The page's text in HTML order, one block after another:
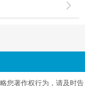

您著作权行为，请及时告